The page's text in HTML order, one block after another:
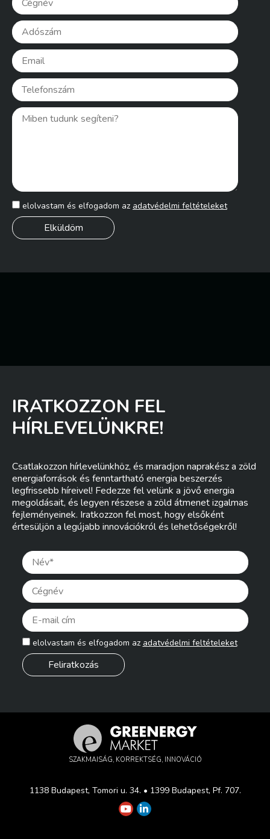
Please
elolvastam és elfogadom az adatvédelmi feltételeket
IRATKOZZON FEL
HÍRLEVELÜNKRE!
Csatlakozzon hírlevelünkhöz, és maradjon naprakész a zöld
energiaforrások és fenntartható energia beszerzés
legfrissebb híreivel! Fedezze fel velünk a jövő energia
megoldásait, és legyen részese a zöld átmenet izgalmas
fejleményeinek. Iratkozzon fel most, hogy elsőként
értesüljön a legújabb innovációkról és lehetőségekről!
elolvastam és elfogadom az adatvédelmi feltételeket
SZAKMAISÁG, KORREKTSÉG, INNOVÁCIÓ
1138 Budapest, Tomori u. 34. • 1399 Budapest, Pf. 707.